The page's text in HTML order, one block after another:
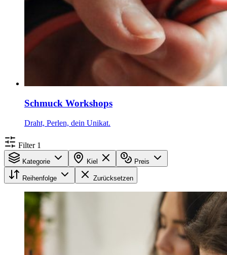
Schmuck Workshops
Draht, Perlen, dein Unikat.
Filter 1
Kategorie Kiel Preis
Reihenfolge Zurücksetzen